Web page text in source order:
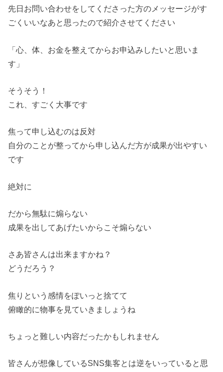
先日お問い合わせをしてくださった方のメッセージがす
ごくいいなあと思ったので紹介させてください
「心、体、お金を整えてからお申込みしたいと思いま
す」
そうそう！
これ、すごく大事です
焦って申し込むのは反対
自分のことが整ってから申し込んだ方が成果が出やすい
です
絶対に
だから無駄に煽らない
成果を出してあげたいからこそ煽らない
さあ皆さんは出来ますかね？
どうだろう？
焦りという感情をぽいっと捨てて
俯瞰的に物事を見ていきましょうね
ちょっと難しい内容だったかもしれません
皆さんが想像しているSNS集客とは逆をいっていると思